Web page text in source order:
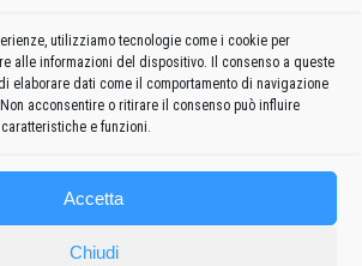
utilizziamo tecnologie come i cookie per
alle informazioni del dispositivo. Il consenso a queste
elaborare dati come il comportamento di navigazione
acconsentire o ritirare il consenso può influire
e funzioni.
Accetta
Chiudi
acrobatica delta Aeronautica militare.
avrà come teatro piazza Duomo…